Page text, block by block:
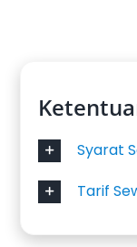
Syarat
Tarif